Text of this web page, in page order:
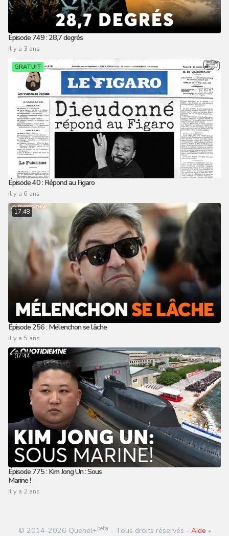
Épisode 749 : 28,7 degrés
il y a 3 ans
GRATUIT
Épisode 40 : Répond au Figaro
il y a 6 ans
17:48
Épisode 256 : Mélenchon se lâche
il y a 5 ans
07:44
Épisode 775 : Kim Jong Un : Sous
Marine !
il y a 2 ans
© 2014-2026 Quenel+beta - Tous droits réservés - Aide •